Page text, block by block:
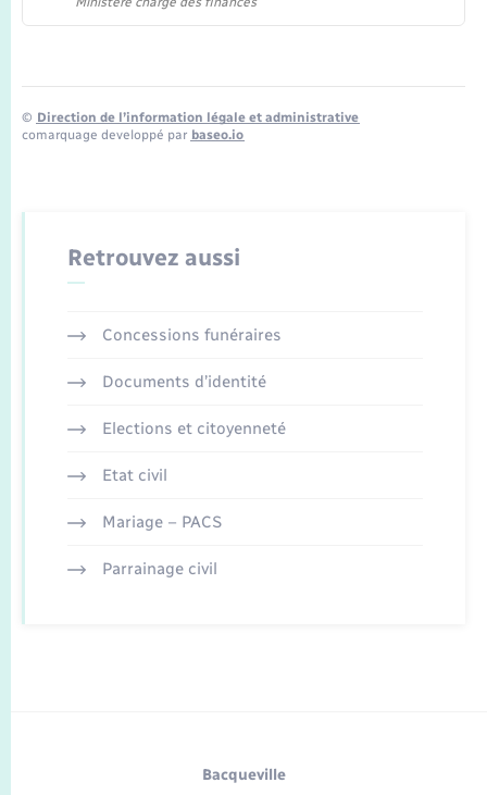
© Direction de l’information légale et administrative
comarquage developpé par baseo.io
Retrouvez aussi
Concessions funéraires
Documents d’identité
Elections et citoyenneté
Etat civil
Mariage – PACS
Parrainage civil
Bacqueville